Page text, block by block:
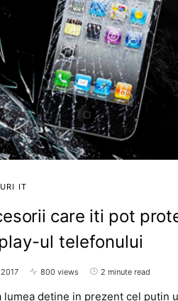
IT
care iti pot
ul telefonului
800 views 2 minute read
lumea detine in prezent cel putin